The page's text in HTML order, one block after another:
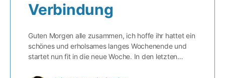
Verbindung
Guten Morgen alle zusammen, ich hoffe ihr hattet ein
schönes und erholsames langes Wochenende und
startet nun fit in die neue Woche. In den letzten…